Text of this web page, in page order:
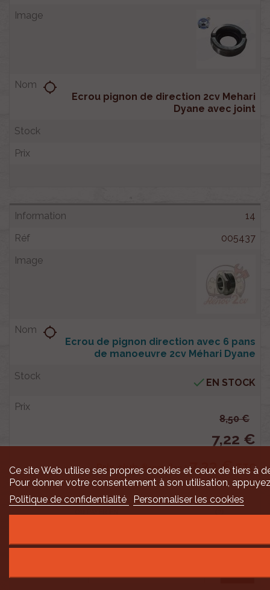
Ecrou pignon de direction 2cv Mehari
Dyane avec joint
location_searching
14
005437
Ecrou de pignon direction avec 6 pans
de manoeuvre 2cv Méhari Dyane
location_searching
 EN STOCK
8,50 €
7,22 €
Prix clubRenov 2cv :7,23 €TTC
TTC
Ce site Web utilise ses propres cookies et ceux de tiers à
Pour donner votre consentement à son utilisation,
Politique de confidentialité
Personnaliser les cookies